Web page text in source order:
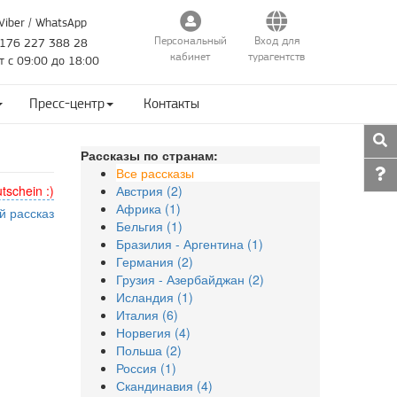
/ WhatsApp
227 388 28
с 09:00 до 18:00
Персональный
кабинет
Вход для
турагентств
Пресс-центр Контакты
:)
рассказ
Рассказы по странам:
Все рассказы
Австрия (2)
Африка (1)
Бельгия (1)
Бразилия - Аргентина (1)
Германия (2)
Грузия - Азербайджан (2)
Исландия (1)
Италия (6)
Норвегия (4)
Польша (2)
Россия (1)
Скандинавия (4)